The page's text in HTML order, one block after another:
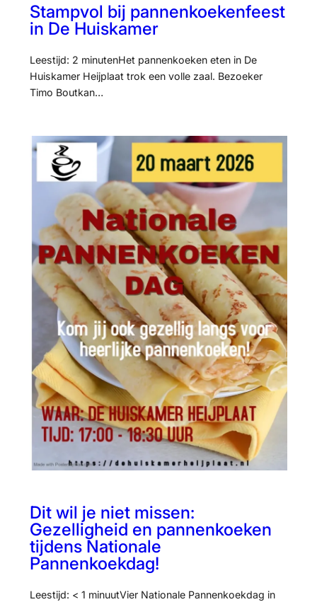
Stampvol bij pannenkoekenfeest
in De Huiskamer
Leestijd: 2 minutenHet pannenkoeken eten in De
Huiskamer Heijplaat trok een volle zaal. Bezoeker
Timo Boutkan…
Dit wil je niet missen:
Gezelligheid en pannenkoeken
tijdens Nationale
Pannenkoekdag!
Leestijd: < 1 minuutVier Nationale Pannenkoekdag in